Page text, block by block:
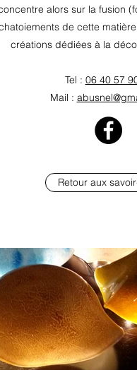
alors sur la fusion
de cette
créations dédiées à la
Tel : 06 40 57
Mail :
Retour aux